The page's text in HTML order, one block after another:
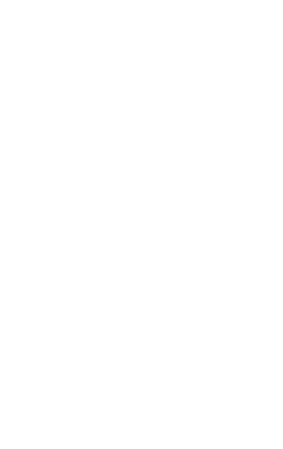
treba servis? Alpha servis nudi rješenja